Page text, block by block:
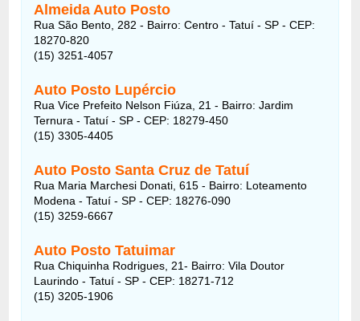
Almeida Auto Posto
Rua São Bento, 282 - Bairro: Centro - Tatuí - SP - CEP:
18270-820
(15) 3251-4057
Auto Posto Lupércio
Rua Vice Prefeito Nelson Fiúza, 21 - Bairro: Jardim
Ternura - Tatuí - SP - CEP: 18279-450
(15) 3305-4405
Auto Posto Santa Cruz de Tatuí
Rua Maria Marchesi Donati, 615 - Bairro: Loteamento
Modena - Tatuí - SP - CEP: 18276-090
(15) 3259-6667
Auto Posto Tatuimar
Rua Chiquinha Rodrigues, 21- Bairro: Vila Doutor
Laurindo - Tatuí - SP - CEP: 18271-712
(15) 3205-1906